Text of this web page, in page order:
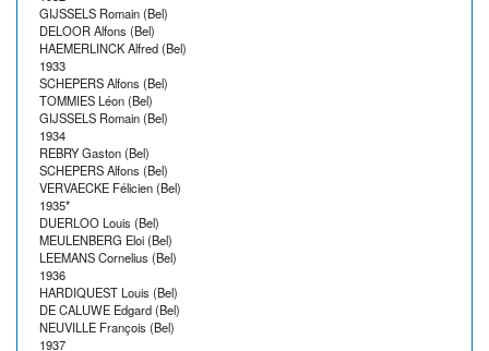
GIJSSELS Romain (Bel)
DELOOR Alfons (Bel)
HAEMERLINCK Alfred (Bel)
1933
SCHEPERS Alfons (Bel)
TOMMIES Léon (Bel)
GIJSSELS Romain (Bel)
1934
REBRY Gaston (Bel)
SCHEPERS Alfons (Bel)
VERVAECKE Félicien (Bel)
1935*
DUERLOO Louis (Bel)
MEULENBERG Eloi (Bel)
LEEMANS Cornelius (Bel)
1936
HARDIQUEST Louis (Bel)
DE CALUWE Edgard (Bel)
NEUVILLE François (Bel)
1937